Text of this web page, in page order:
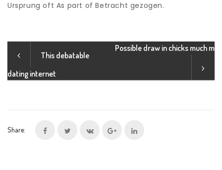
Ursprung oft As part of Betracht gezogen.
This debatable
dating internet
Possible draw in chicks much m
Share: